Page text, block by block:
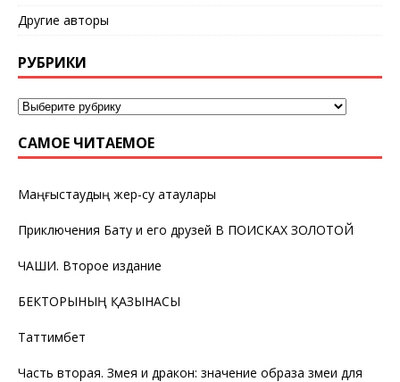
Другие авторы
РУБРИКИ
САМОЕ ЧИТАЕМОЕ
Маңғыстаудың жер-су атаулары
Приключения Бату и его друзей В ПОИСКАХ ЗОЛОТОЙ
ЧАШИ. Второе издание
БЕКТОРЫНЫҢ ҚАЗЫНАСЫ
Таттимбет
Часть вторая. Змея и дракон: значение образа змеи для